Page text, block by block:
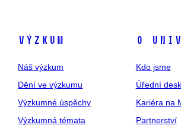
Výzkum
Náš výzkum
Dění ve výzkumu
Výzkumné úspěchy
Výzkumná témata
O
Kdo jsme
Úřední
Kariéra na
Partnerství